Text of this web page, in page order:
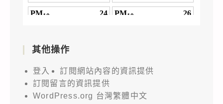
其他操作
登入
訂閱網站內容的資訊提供
訂閱留言的資訊提供
WordPress.org 台灣繁體中文